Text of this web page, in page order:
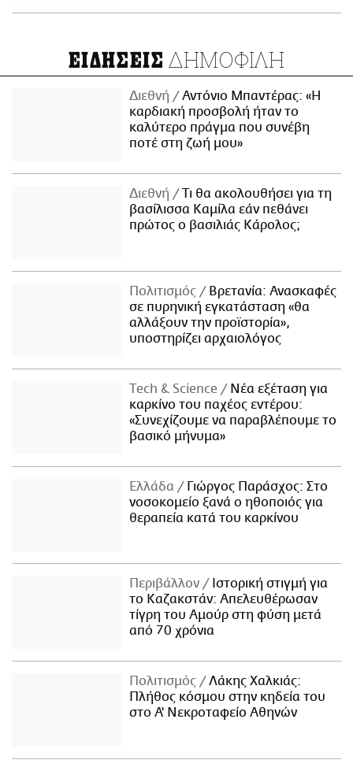
ΕΙΔΗΣΕΙΣ ΔΗΜΟΦΙΛΗ
Διεθνή
Αντόνιο Μπαντέρας: «Η
καρδιακή προσβολή ήταν το
καλύτερο πράγμα που συνέβη
ποτέ στη ζωή μου»
Διεθνή
Τι θα ακολουθήσει για τη
βασίλισσα Καμίλα εάν πεθάνει
πρώτος ο βασιλιάς Κάρολος;
Πολιτισμός
Βρετανία: Ανασκαφές
σε πυρηνική εγκατάσταση «θα
αλλάξουν την προϊστορία»,
υποστηρίζει αρχαιολόγος
Τech & Science
Νέα εξέταση για
καρκίνο του παχέος εντέρου:
«Συνεχίζουμε να παραβλέπουμε το
βασικό μήνυμα»
Ελλάδα
Γιώργος Παράσχος: Στο
νοσοκομείο ξανά ο ηθοποιός για
θεραπεία κατά του καρκίνου
Περιβάλλον
Ιστορική στιγμή για
το Καζακστάν: Απελευθέρωσαν
τίγρη του Αμούρ στη φύση μετά
από 70 χρόνια
Πολιτισμός
Λάκης Χαλκιάς:
Πλήθος κόσμου στην κηδεία του
στο Α' Νεκροταφείο Αθηνών